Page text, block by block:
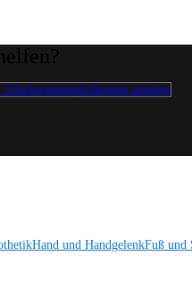
ansehen
Hand und HandgelenkFuß und